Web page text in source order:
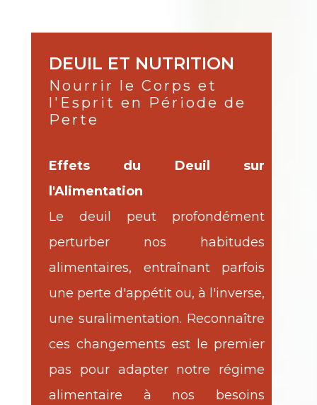
DEUIL ET NUTRITION
Nourrir le Corps et
l'Esprit en Période de
Perte
Effets du Deuil sur
l'Alimentation
Le deuil peut profondément
perturber nos habitudes
alimentaires, entraînant parfois
une perte d'appétit ou, à l'inverse,
une suralimentation. Reconnaître
ces changements est le premier
pas pour adapter notre régime
alimentaire à nos besoins